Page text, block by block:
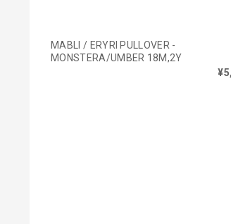
MABLI / ERYRI PULLOVER -
MONSTERA/UMBER 18M,2Y